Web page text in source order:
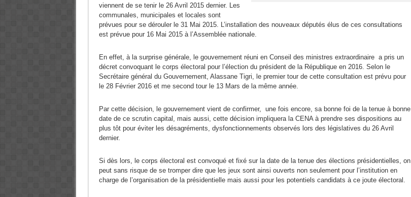
viennent de se tenir le 26 Avril 2015 dernier. Les
communales, municipales et locales sont
prévues pour se dérouler le 31 Mai 2015. L’installation des nouveaux députés élus de ces consultations
est prévue pour 16 Mai 2015 à l’Assemblée nationale.
En effet, à la surprise générale, le gouvernement réuni en Conseil des ministres extraordinaire a pris un
décret convoquant le corps électoral pour l’élection du président de la République en 2016. Selon le
Secrétaire général du Gouvernement, Alassane Tigri, le premier tour de cette consultation est prévu pour
le 28 Février 2016 et me second tour le 13 Mars de la même année.
Par cette décision, le gouvernement vient de confirmer, une fois encore, sa bonne foi de la tenue à bonne
date de ce scrutin capital, mais aussi, cette décision impliquera la CENA à prendre ses dispositions au
plus tôt pour éviter les désagréments, dysfonctionnements observés lors des législatives du 26 Avril
dernier.
Si dès lors, le corps électoral est convoqué et fixé sur la date de la tenue des élections présidentielles, on
peut sans risque de se tromper dire que les jeux sont ainsi ouverts non seulement pour l’institution en
charge de l’organisation de la présidentielle mais aussi pour les potentiels candidats à ce joute électoral.